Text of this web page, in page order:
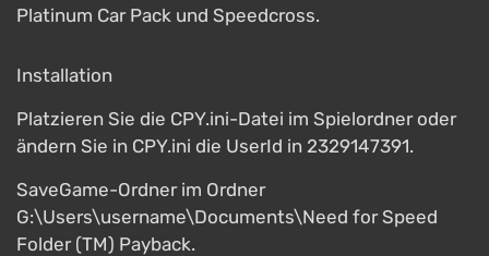
Platinum Car Pack und Speedcross.
Installation
Platzieren Sie die CPY.ini-Datei im Spielordner oder
ändern Sie in CPY.ini die UserId in 2329147391.
SaveGame-Ordner im Ordner
G:\Users\username\Documents\Need for Speed ​​
Folder (TM) Payback.